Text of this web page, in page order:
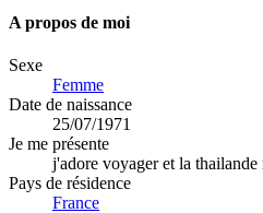
A propos de moi
Sexe
Femme
Date de naissance
25/07/1971
Je me présente
j'adore voyager et la thailande
Pays de résidence
France